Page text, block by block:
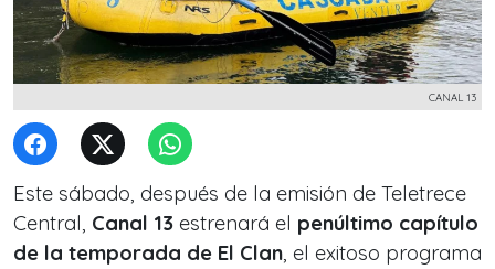
CANAL 13
Este sábado, después de la emisión de Teletrece
Central, Canal 13 estrenará el penúltimo capítulo
de la temporada de El Clan, el exitoso programa